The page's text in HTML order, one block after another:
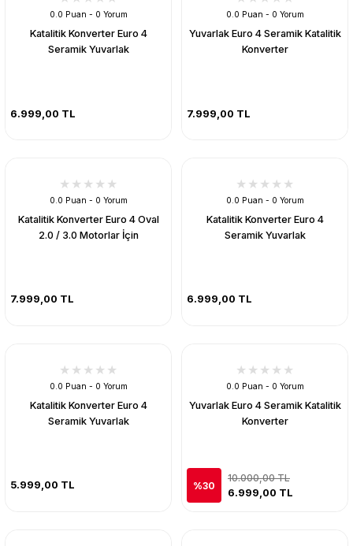
0.0 Puan - 0 Yorum
Katalitik Konverter Euro 4
Seramik Yuvarlak
6.999,00 TL
0.0 Puan - 0 Yorum
Yuvarlak Euro 4 Seramik Katalitik
Konverter
7.999,00 TL
0.0 Puan - 0 Yorum
Katalitik Konverter Euro 4 Oval
2.0 / 3.0 Motorlar İçin
7.999,00 TL
0.0 Puan - 0 Yorum
Katalitik Konverter Euro 4
Seramik Yuvarlak
6.999,00 TL
0.0 Puan - 0 Yorum
Katalitik Konverter Euro 4
Seramik Yuvarlak
5.999,00 TL
0.0 Puan - 0 Yorum
Yuvarlak Euro 4 Seramik Katalitik
Konverter
%30
10.000,00 TL
6.999,00 TL